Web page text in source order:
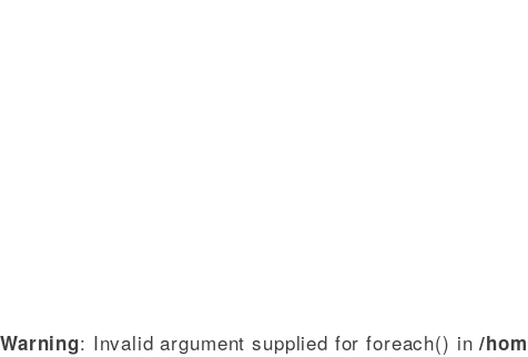
Warning: Invalid argument supplied for foreach() in/